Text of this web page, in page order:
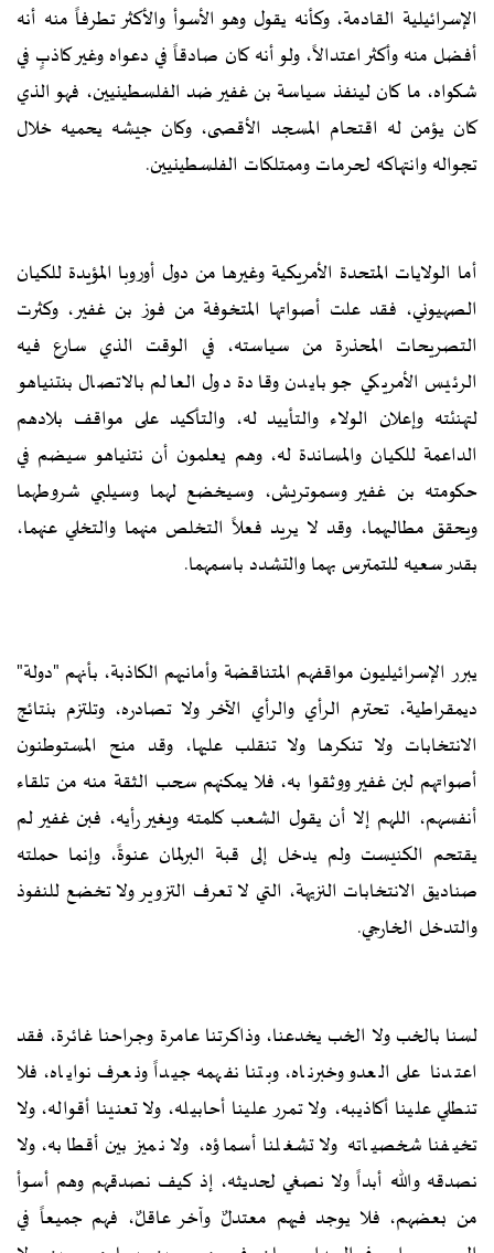
الإسرائيلية القادمة، وكأنه يقول وهو الأسوأ والأكثر تطرفاً منه أنه
أفضل منه وأكثر اعتدالاً، ولو أنه كان صادقاً في دعواه وغير كاذبٍ في
شكواه، ما كان لينفذ سياسة بن غفير ضد الفلسطينيين، فهو الذي
كان يؤمن له اقتحام المسجد الأقصى، وكان جيشه يحميه خلال
تجواله وانتهاكه لحرمات وممتلكات الفلسطينيين.
أما الولايات المتحدة الأمريكية وغيرها من دول أوروبا المؤيدة للكيان
الصهيوني، فقد علت أصواتها المتخوفة من فوز بن غفير، وكثرت
التصريحات المحذرة من سياسته، في الوقت الذي سارع فيه
الرئيس الأمريكي جو بايدن وقادة دول العالم بالاتصال بنتنياهو
لتهنئته وإعلان الولاء والتأييد له، والتأكيد على مواقف بلادهم
الداعمة للكيان والمساندة له، وهم يعلمون أن نتنياهو سيضم في
حكومته بن غفير وسموتريش، وسيخضع لهما وسيلبي شروطهما
ويحقق مطالبهما، وقد لا يريد فعلاً التخلص منهما والتخلي عنهما،
بقدر سعيه للتمترس بهما والتشدد باسمهما.
يبرر الإسرائيليون مواقفهم المتناقضة وأمانيهم الكاذبة، بأنهم "دولة"
ديمقراطية، تحترم الرأي والرأي الآخر ولا تصادره، وتلتزم بنتائج
الانتخابات ولا تنكرها ولا تنقلب عليها، وقد منح المستوطنون
أصواتهم لبن غفير ووثقوا به، فلا يمكنهم سحب الثقة منه من تلقاء
أنفسهم، اللهم إلا أن يقول الشعب كلمته ويغير رأيه، فبن غفير لم
يقتحم الكنيست ولم يدخل إلى قبة البرلمان عنوةً، وإنما حملته
صناديق الانتخابات النزيهة، التي لا تعرف التزوير ولا تخضع للنفوذ
والتدخل الخارجي.
لسنا بالخب ولا الخب يخدعنا، وذاكرتنا عامرة وجراحنا غائرة، فقد
اعتدنا على العدو وخبرناه، وبتنا نفهمه جيداً ونعرف نواياه، فلا
تنطلي علينا أكاذيبه، ولا تمرر علينا أحابيله، ولا تعنينا أقواله، ولا
تخيفنا شخصياته ولا تشغلنا أسماؤه، ولا نميز بين أقطابه، ولا
نصدقه والله أبداً ولا نصغي لحديثه، إذ كيف نصدقهم وهم أسوأ
من بعضهم، فلا يوجد فيهم معتدلٌ وآخر عاقلٌ، فهم جميعاً في